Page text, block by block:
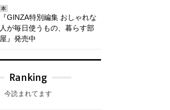
本
『GINZA特別編集 おしゃれな
人が毎日使うもの、暮らす部
屋』発売中
Ranking
今読まれてます